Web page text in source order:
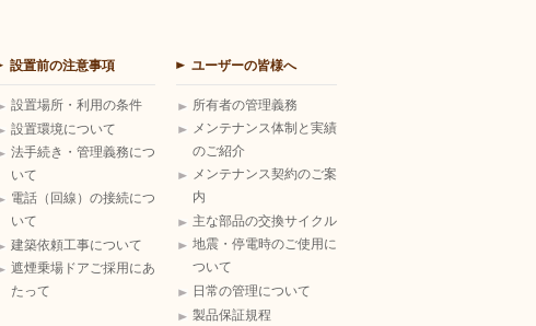
設置前の注意事項
設置場所・利用の条件
設置環境について
法手続き・管理義務につ
いて
電話（回線）の接続につ
いて
建築依頼工事について
遮煙乗場ドアご採用にあ
たって
ユーザーの皆様へ
所有者の管理義務
メンテナンス体制と実績
のご紹介
メンテナンス契約のご案
内
主な部品の交換サイクル
地震・停電時のご使用に
ついて
日常の管理について
製品保証規程